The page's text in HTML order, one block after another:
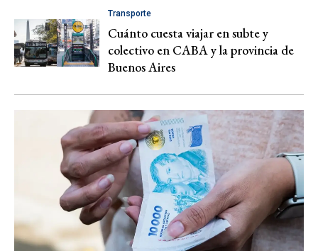
Transporte
Cuánto cuesta viajar en subte y
colectivo en CABA y la provincia de
Buenos Aires